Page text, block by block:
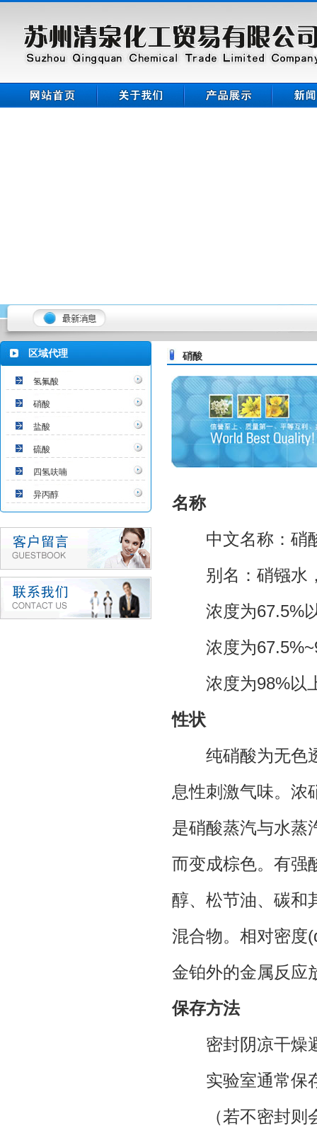
区域代理
氢氟酸
硝酸
盐酸
硫酸
四氢呋喃
异丙醇
硝酸
名称
中文名称：硝
别名：硝镪水
浓度为67.5%以
浓度为
浓度为98%以
性状
纯硝酸为无色透
息性刺激气味。浓
是硝酸蒸汽与水蒸
而变成棕色。有强
醇、松节油、碳和
混合物。相对密度
金铂外的金属反应
保存方法
密封阴凉干燥
实验室通常保存
（若不密封则会